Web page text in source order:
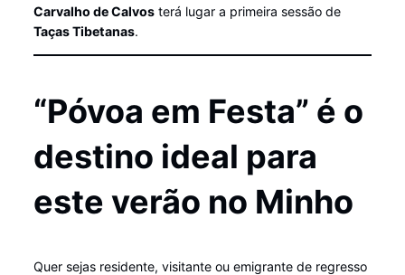
Carvalho de Calvosterá lugar a primeira sessão de
Taças Tibetanas.
“Póvoa em Festa” é o
destino ideal para
este verão no Minho
Quer sejas residente, visitante ou emigrante de regresso